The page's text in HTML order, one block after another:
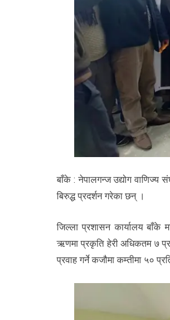
बाँके : नेपालगन्ज उद्योग वाणिज्य
बिरुद्ध प्रदर्शन गरेका छन् ।
जिल्ला प्रशासन कार्यालय बाँके
ऋणमा प्रकृति हेरी अधिकतम ७
प्रवाह गर्ने कजौमा कम्तीमा ५०